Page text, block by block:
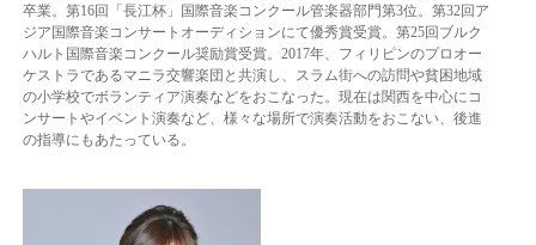
卒業。第16回「長江杯」国際音楽コンクール管楽器部門第3位。第32回ア
ジア国際音楽コンサートオーディションにて優秀賞受賞。第25回ブルク
ハルト国際音楽コンクール奨励賞受賞。2017年、フィリピンのプロオー
ケストラであるマニラ交響楽団と共演し、スラム街への訪問や貧困地域
の小学校でボランティア演奏などをおこなった。現在は関西を中心にコ
ンサートやイベント演奏など、様々な場所で演奏活動をおこない、後進
の指導にもあたっている。